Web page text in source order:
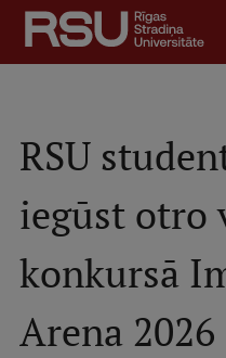
Pārlekt
galveno
saturu
augšējā
izvēlne
Studentiem
Absolventiem
Darba devējiem
RSU
iegūst otro
konkursā
Arena 2026